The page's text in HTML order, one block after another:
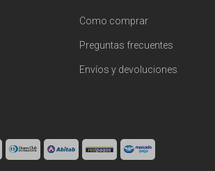
Como comprar
Preguntas frecuentes
Envíos y devoluciones